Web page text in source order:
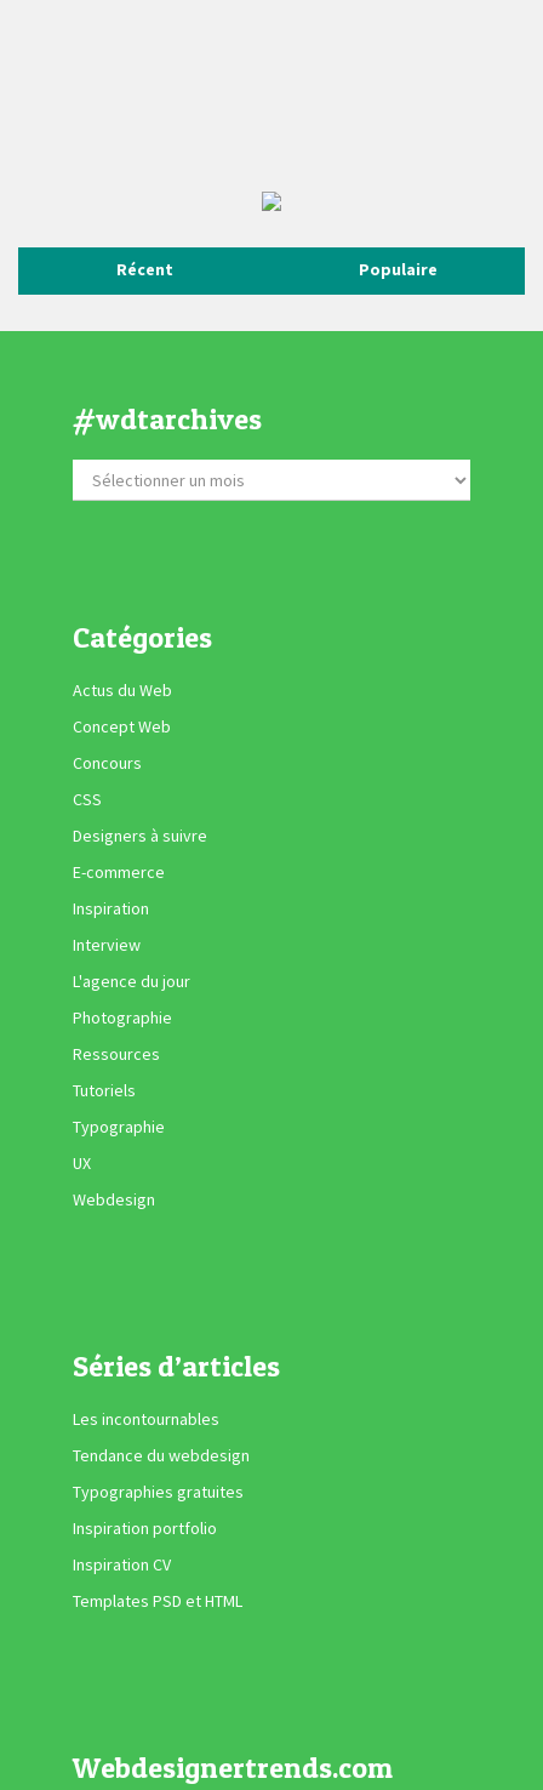
Récent Populaire
#wdtarchives
Catégories
Actus du Web
Concept Web
Concours
CSS
Designers à suivre
E-commerce
Inspiration
Interview
L'agence du jour
Photographie
Ressources
Tutoriels
Typographie
UX
Webdesign
Séries d’articles
Les incontournables
Tendance du webdesign
Typographies gratuites
Inspiration portfolio
Inspiration CV
Templates PSD et HTML
Webdesignertrends.com